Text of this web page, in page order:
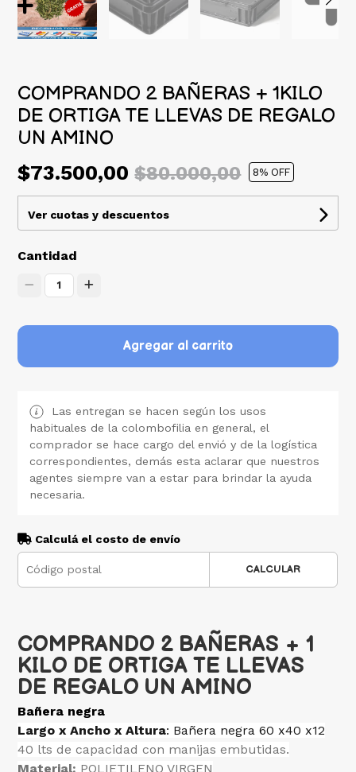
COMPRANDO 2 BAÑERAS + 1KILO
DE ORTIGA TE LLEVAS DE REGALO
UN AMINO
$73.500,00$80.000,00 8% OFF
Ver cuotas y descuentos
Cantidad
1
Agregar al carrito
Las entregan se hacen según los usos
habituales de la colombofilia en general, el
comprador se hace cargo del envió y de la logística
correspondientes, demás esta aclarar que nuestros
agentes siempre van a estar para brindar la ayuda
necesaria.
Calculá el costo de envío
CALCULAR
COMPRANDO 2 BAÑERAS + 1
KILO DE ORTIGA TE LLEVAS
DE REGALO UN AMINO
Bañera negra
Largo x Ancho x Altura: Bañera negra 60 x40 x12
40 lts de capacidad con manijas embutidas.
Material: POLIETILENO VIRGEN